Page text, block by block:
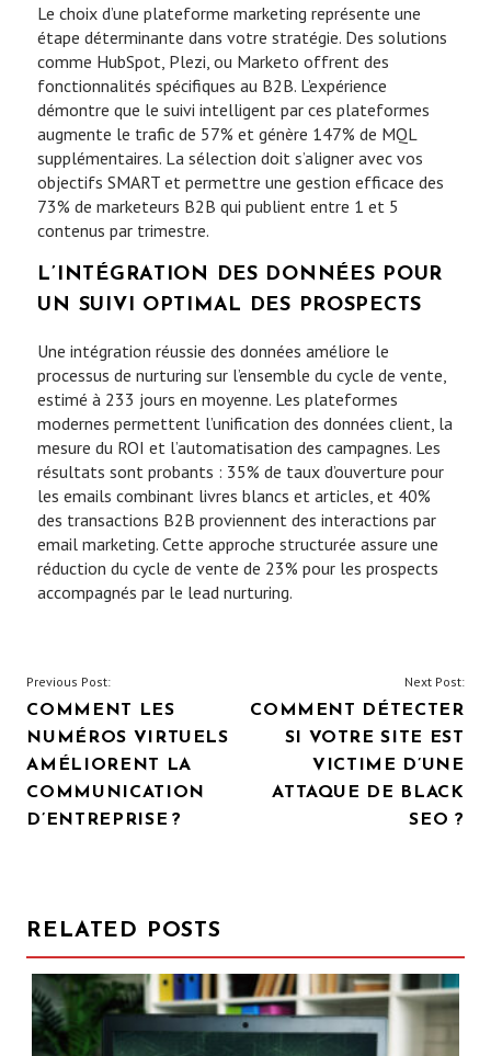
Le choix d’une plateforme marketing représente une
étape déterminante dans votre stratégie. Des solutions
comme HubSpot, Plezi, ou Marketo offrent des
fonctionnalités spécifiques au B2B. L’expérience
démontre que le suivi intelligent par ces plateformes
augmente le trafic de 57% et génère 147% de MQL
supplémentaires. La sélection doit s’aligner avec vos
objectifs SMART et permettre une gestion efficace des
73% de marketeurs B2B qui publient entre 1 et 5
contenus par trimestre.
L’INTÉGRATION DES DONNÉES POUR
UN SUIVI OPTIMAL DES PROSPECTS
Une intégration réussie des données améliore le
processus de nurturing sur l’ensemble du cycle de vente,
estimé à 233 jours en moyenne. Les plateformes
modernes permettent l’unification des données client, la
mesure du ROI et l’automatisation des campagnes. Les
résultats sont probants : 35% de taux d’ouverture pour
les emails combinant livres blancs et articles, et 40%
des transactions B2B proviennent des interactions par
email marketing. Cette approche structurée assure une
réduction du cycle de vente de 23% pour les prospects
accompagnés par le lead nurturing.
NAVIGATION
DE
L’ARTICLE
Previous Post:
COMMENT LES
NUMÉROS VIRTUELS
AMÉLIORENT LA
COMMUNICATION
D’ENTREPRISE ?
Next Post:
COMMENT DÉTECTER
SI VOTRE SITE EST
VICTIME D’UNE
ATTAQUE DE BLACK
SEO ?
RELATED POSTS